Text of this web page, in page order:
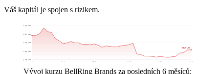
Váš kapitál je spojen s rizikem.
6,86 US$
12,56 US$
18,26 US$
23,96 US$
29,66 US$
7. 1. 11. 2. 18. 3. 27. 4. 1. 6. 6. 7.
13,45 US$
Vývoj kurzu BellRing Brands za posledních 6 měsíců: